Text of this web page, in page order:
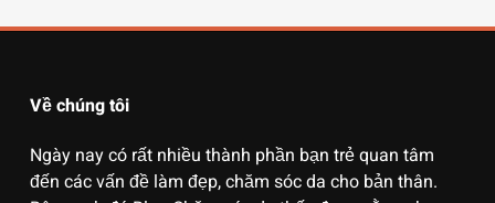
Về chúng tôi
Ngày nay có rất nhiều thành phần bạn trẻ quan tâm
đến các vấn đề làm đẹp, chăm sóc da cho bản thân.